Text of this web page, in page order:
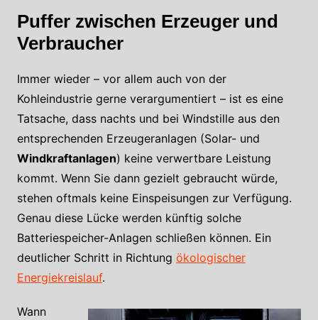
Puffer zwischen Erzeuger und
Verbraucher
Immer wieder – vor allem auch von der
Kohleindustrie gerne verargumentiert – ist es eine
Tatsache, dass nachts und bei Windstille aus den
entsprechenden Erzeugeranlagen (Solar- und
Windkraftanlagen) keine verwertbare Leistung
kommt. Wenn Sie dann gezielt gebraucht würde,
stehen oftmals keine Einspeisungen zur Verfügung.
Genau diese Lücke werden künftig solche
Batteriespeicher-Anlagen schließen können. Ein
deutlicher Schritt in Richtung ökologischer
Energiekreislauf.
Wann